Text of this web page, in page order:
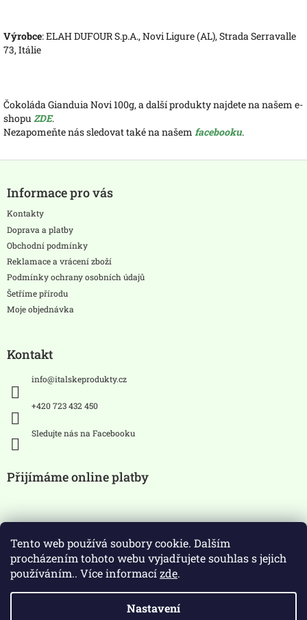
Tento web používá soubory cookie. Dalším
procházením tohoto webu vyjadřujete souhlas s jejich
používáním.. Více informacízde.
Nastavení
Výrobce: ELAH DUFOUR S.p.A., Novi Ligure (AL), Strada Serravalle
73, Itálie
Čokoláda Gianduia Novi 100g, a další produkty najdete na našem e-
shopu ZDE.
Nezapomeňte nás sledovat také na našem facebooku.
pInformace pro vás
Kontakty
Doprava a platby
Obchodní podmínky
Reklamace a vrácení zboží
Podmínky ochrany osobních údajů
Šetříme přírodu
Moje objednávka
Kontakt
info@italskeprodukty.cz
+420 723 432 450
Sledujte nás na Facebooku
Přijímáme online platby
Zákaz prodeje alkoholických
nápojů osobám mladších 18 let.